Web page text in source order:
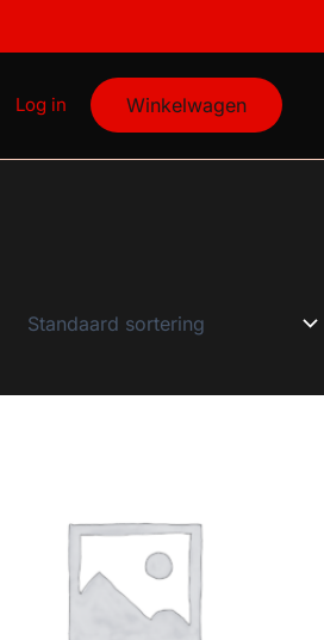
Log in Winkelwagen